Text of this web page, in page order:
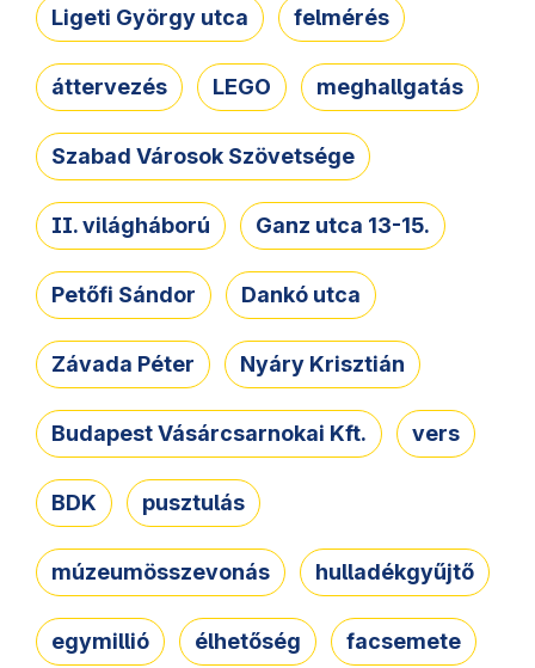
Ligeti György utca felmérés
áttervezés LEGO meghallgatás
Szabad Városok Szövetsége
II. világháború Ganz utca 13-15.
Petőfi Sándor Dankó utca
Závada Péter Nyáry Krisztián
Budapest Vásárcsarnokai Kft. vers
BDK pusztulás
múzeumösszevonás hulladékgyűjtő
egymillió élhetőség facsemete